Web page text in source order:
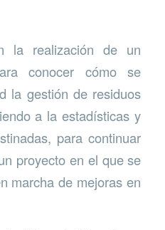
la realización de un
conocer cómo se
la gestión de residuos
a la estadísticas y
para continuar
proyecto en el que se
marcha de mejoras en